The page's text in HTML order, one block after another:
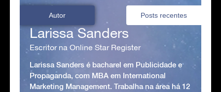
Autor Posts recentes
Larissa Sanders
Escritor na Online Star Register
Larissa Sanders é bacharel em Publicidade e
Propaganda, com MBA em International
Marketing Management. Trabalha na área há 12